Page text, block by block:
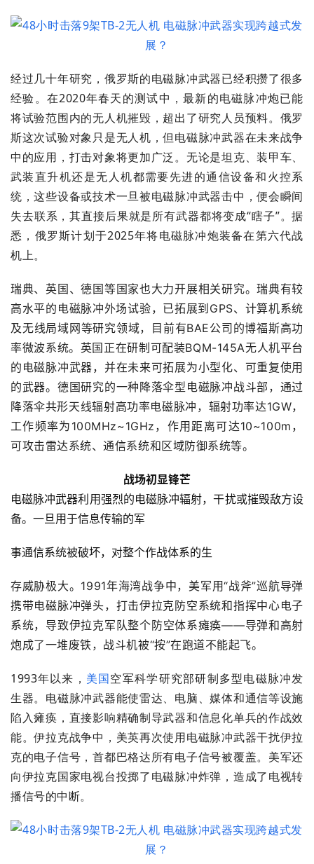
经过几十年研究，俄罗斯的电磁脉冲武器已经积攒了很多
经验。在2020年春天的测试中，最新的电磁脉冲炮已能
将试验范围内的无人机摧毁，超出了研究人员预料。俄罗
斯这次试验对象只是无人机，但电磁脉冲武器在未来战争
中的应用，打击对象将更加广泛。无论是坦克、装甲车、
武装直升机还是无人机都需要先进的通信设备和火控系
统，这些设备或技术一旦被电磁脉冲武器击中，便会瞬间
失去联系，其直接后果就是所有武器都将变成“瞎子”。据
悉，俄罗斯计划于2025年将电磁脉冲炮装备在第六代战
机上。
瑞典、英国、德国等国家也大力开展相关研究。瑞典有较
高水平的电磁脉冲外场试验，已拓展到GPS、计算机系统
及无线局域网等研究领域，目前有BAE公司的博福斯高功
率微波系统。 英国正在研制可配装BQM-145A无人机平台
的电磁脉冲武器，并在未来可拓展为小型化、可重复使用
的武器。德国研究的一种降落伞型电磁脉冲战斗部，通过
降落伞共形天线辐射高功率电磁脉冲，辐射功率达1GW，
工作频率为100MHz~1GHz，作用距离可达10~100m，
可攻击雷达系统、通信系统和区域防御系统等。
战场初显锋芒
电磁脉冲武器利用强烈的电磁脉冲辐射，干扰或摧毁敌方设
备。一旦用于信息传输的军
事通信系统被破坏，对整个作战体系的生
存威胁极大。1991年海湾战争中，美军用“战斧”巡航导弹
携带电磁脉冲弹头，打击伊拉克防空系统和指挥中心电子
系统，导致伊拉克军队整个防空体系瘫痪——导弹和高射
炮成了一堆废铁，战斗机被“按”在跑道不能起飞。
1993年以来， 美国空军科学研究部研制多型电磁脉冲发
生器。电磁脉冲武器能使雷达、电脑、媒体和通信等设施
陷入瘫痪，直接影响精确制导武器和信息化单兵的作战效
能。伊拉克战争中，美英再次使用电磁脉冲武器干扰伊拉
克的电子信号，首都巴格达所有电子信号被覆盖。美军还
向伊拉克国家电视台投掷了电磁脉冲炸弹，造成了电视转
播信号的中断。